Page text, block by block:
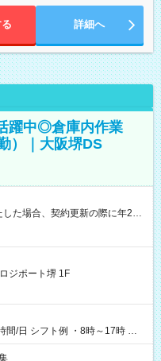
詳細へ
躍中◎倉庫内作業
）｜大阪堺DS
た場合、契約更新の際に年2回
途支給 ※深夜割増賃金 (22:00～
】試用期間
形態、給与は本採用時と同じ
ジポート堺 1F
間/日 シフト例 ・8時～17時 ・